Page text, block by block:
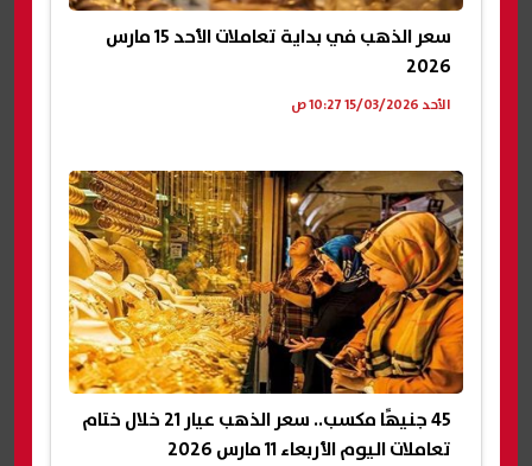
سعر الذهب في بداية تعاملات الأحد 15 مارس
2026
الأحد 15/03/2026 10:27 ص
45 جنيهًا مكسب.. سعر الذهب عيار 21 خلال ختام
تعاملات اليوم الأربعاء 11 مارس 2026